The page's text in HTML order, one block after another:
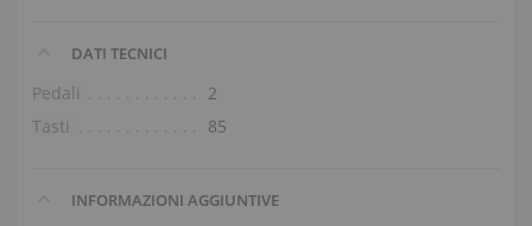
DATI TECNICI
Pedali
2
Tasti
85
INFORMAZIONI AGGIUNTIVE